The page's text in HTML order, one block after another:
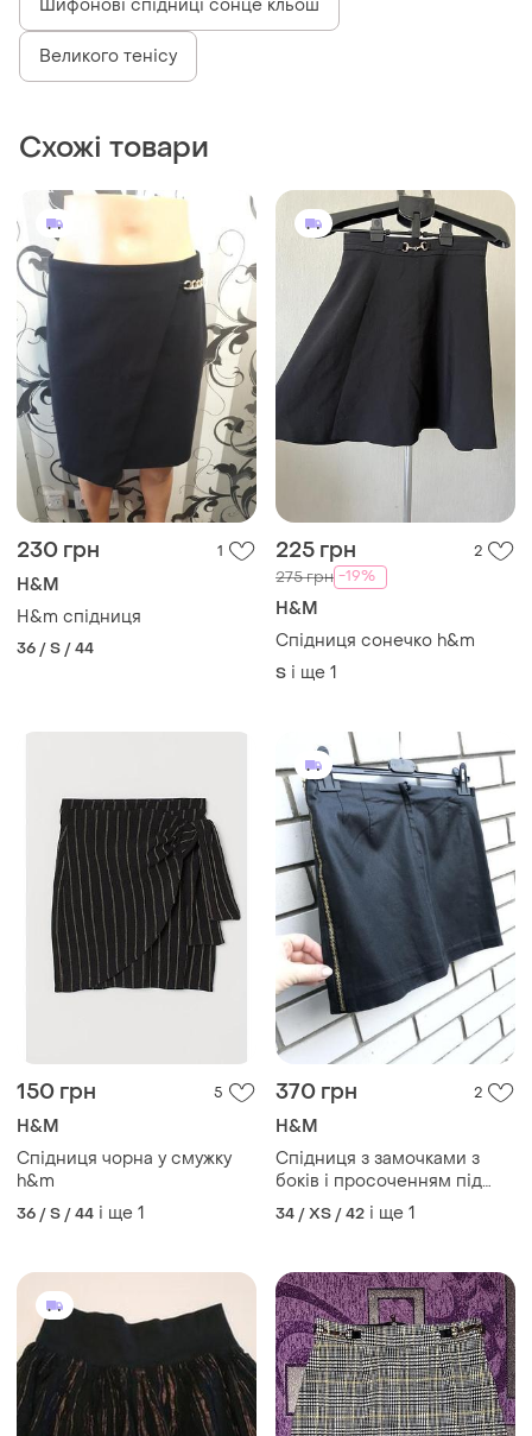
Шифонові спідниці сонце кльош
Великого тенісу
Схожі товари
230 грн 1
H&M
H&m спідниця
36 / S / 44
225 грн 2
275 грн -19%
H&M
Спідниця сонечко h&m
S і ще 1
150 грн 5
H&M
Спідниця чорна у смужку
h&m
36 / S / 44 і ще 1
370 грн 2
H&M
Спідниця з замочками з
боків і просоченням під
шкіру h&m
34 / XS / 42 і ще 1